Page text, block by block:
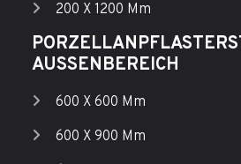
200 X 1200 Mm
AUSSENBEREICH
600 X 600 Mm
600 X 900 Mm